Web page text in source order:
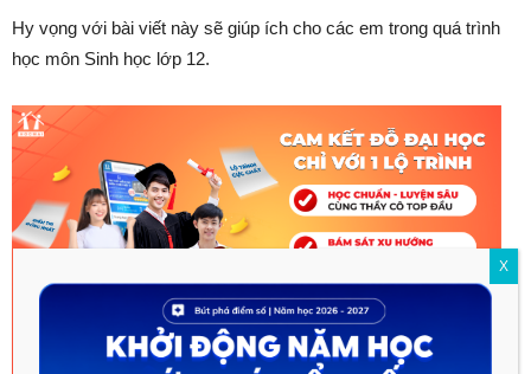
Hy vọng với bài viết này sẽ giúp ích cho các em trong quá trình
học môn Sinh học lớp 12.
X